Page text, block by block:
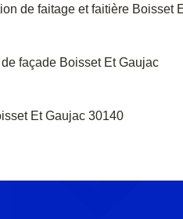
de faitage et faitière Boisset
façade Boisset Et Gaujac
Et Gaujac 30140